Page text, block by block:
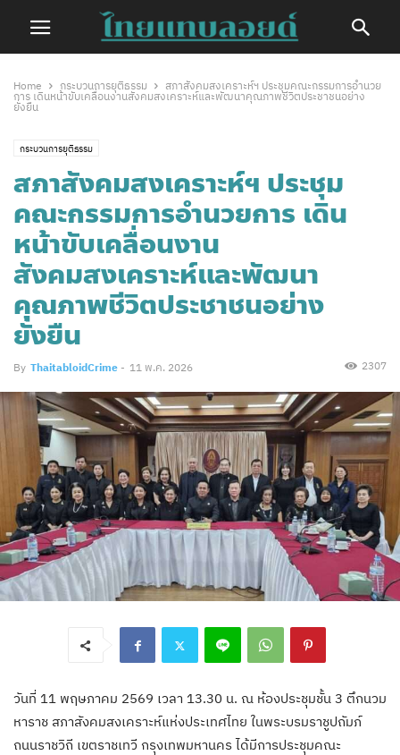
Home กระบวนการยุติธรรม
สภาสังคมสงเคราะห์ฯ ประชุมคณะกรรมการอำนวย
การ เดินหน้าขับเคลื่อนงานสังคมสงเคราะห์และพัฒนาคุณภาพชีวิตประชาชนอย่าง
ยั่งยืน
กระบวนการยุติธรรม
สภาสังคมสงเคราะห์ฯ ประชุม
คณะกรรมการอำนวยการ เดิน
หน้าขับเคลื่อนงาน
สังคมสงเคราะห์และพัฒนา
คุณภาพชีวิตประชาชนอย่าง
ยั่งยืน
By ThaitabloidCrime - 11 พ.ค. 2026 2307
วันที่ 11 พฤษภาคม 2569 เวลา 13.30 น. ณ ห้องประชุมชั้น 3 ตึกนวม
หาราช สภาสังคมสงเคราะห์แห่งประเทศไทย ในพระบรมราชูปถัมภ์
ถนนราชวิถี เขตราชเทวี กรุงเทพมหานคร ได้มีการประชุมคณะ